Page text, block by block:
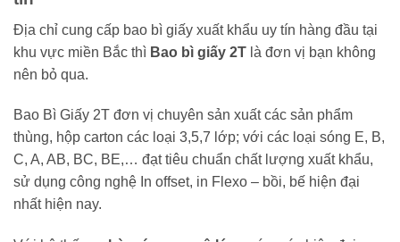
Địa chỉ cung cấp bao bì giấy xuất khẩu uy tín hàng đầu tại
khu vực miền Bắc thì Bao bì giấy 2T là đơn vị bạn không
nên bỏ qua.
Bao Bì Giấy 2T đơn vị chuyên sản xuất các sản phẩm
thùng, hộp carton các loại 3,5,7 lớp; với các loại sóng E, B,
C, A, AB, BC, BE,… đạt tiêu chuẩn chất lượng xuất khẩu,
sử dụng công nghệ In offset, in Flexo – bồi, bế hiện đại
nhất hiện nay.